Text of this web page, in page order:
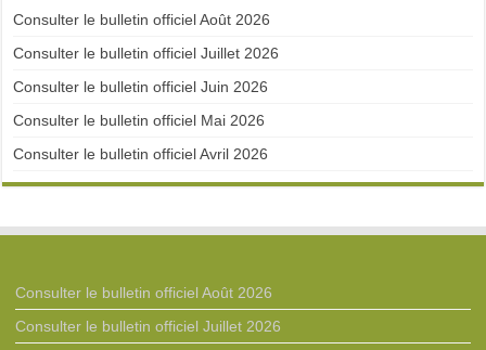
Consulter le bulletin officiel Août 2026
Consulter le bulletin officiel Juillet 2026
Consulter le bulletin officiel Juin 2026
Consulter le bulletin officiel Mai 2026
Consulter le bulletin officiel Avril 2026
Consulter le bulletin officiel Août 2026
Consulter le bulletin officiel Juillet 2026